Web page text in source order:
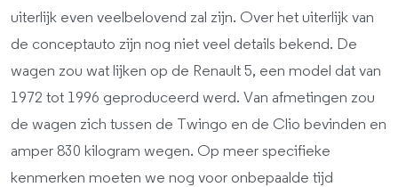
uiterlijk even veelbelovend zal zijn. Over het uiterlijk van
de conceptauto zijn nog niet veel details bekend. De
wagen zou wat lijken op de Renault 5, een model dat van
1972 tot 1996 geproduceerd werd. Van afmetingen zou
de wagen zich tussen de Twingo en de Clio bevinden en
amper 830 kilogram wegen. Op meer specifieke
kenmerken moeten we nog voor onbepaalde tijd